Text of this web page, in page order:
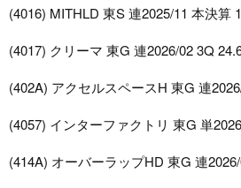
(4016) MITHLD 東S 連2025/11 本決算
(4017) クリーマ 東G 連2026/02 3Q
(402A) アクセルスペースH 東G 連
(4057) インターファクトリ 東G 単
(414A) オーバーラップHD 東G 連